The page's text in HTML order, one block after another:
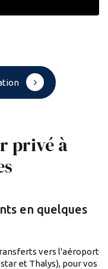
ou
privé à
en quelques
vers l'aéroport
et Thalys), pour vos